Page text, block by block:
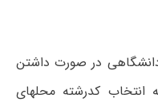
دانشگاهی در صورت داشتن
به انتخاب کدرشته محلهای